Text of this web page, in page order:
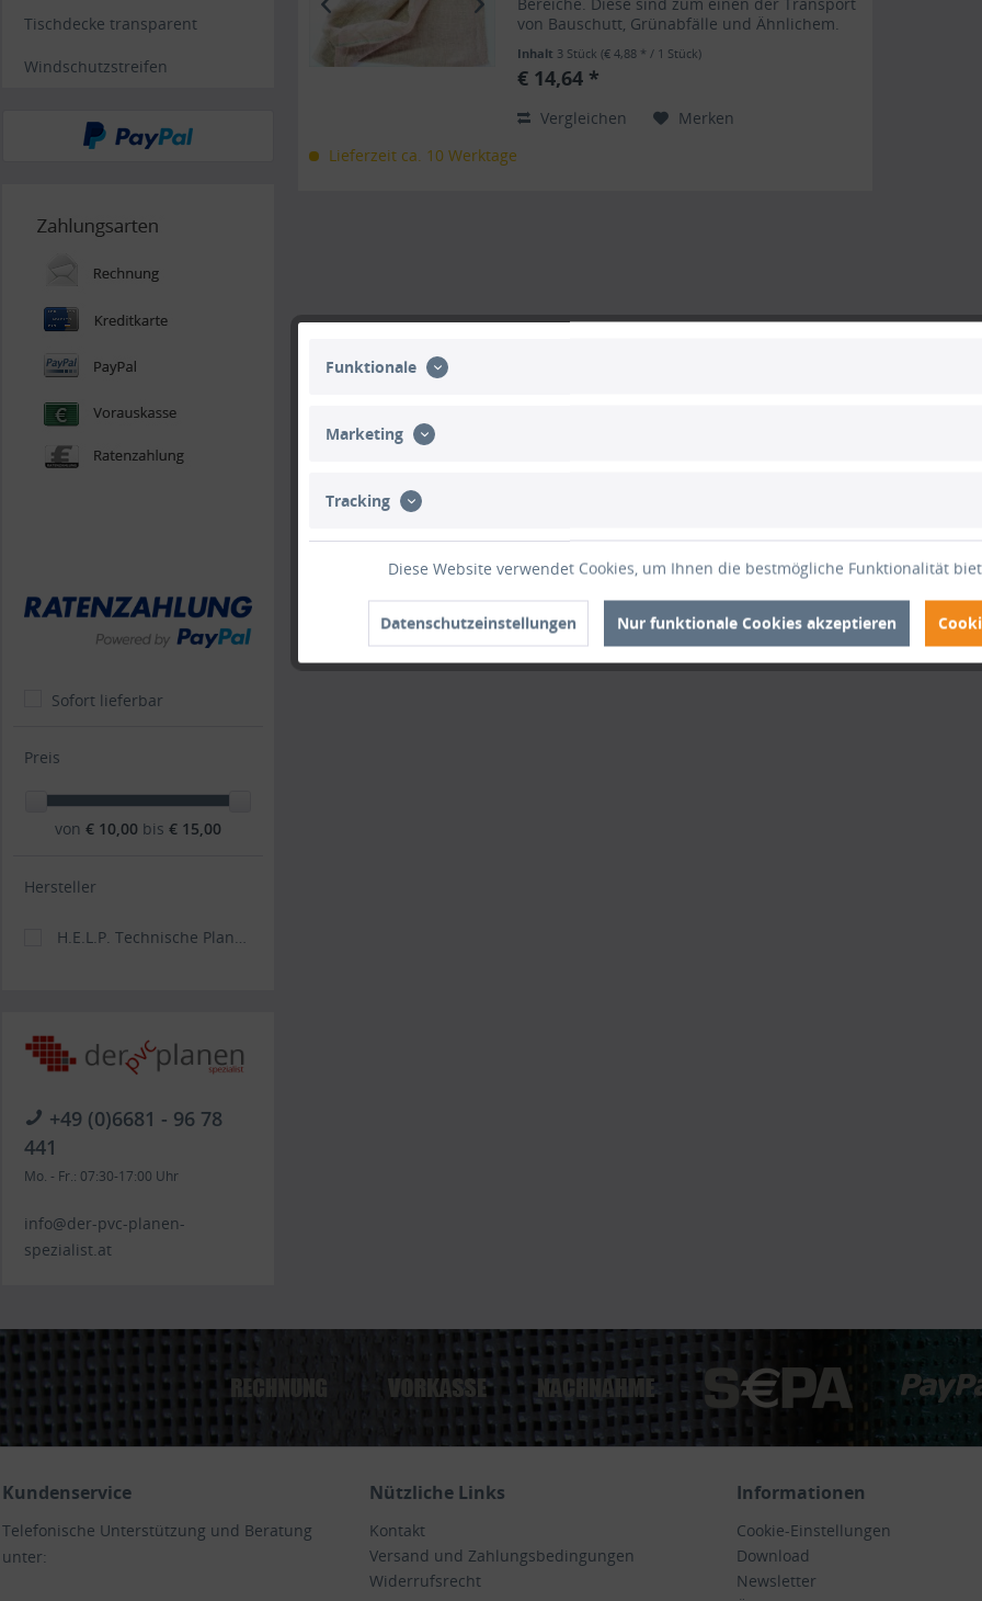
Tischdecke transparent
Windschutzstreifen
Sofort lieferbar
Preis
von € 10,00 bis € 15,00
Hersteller
+49 (0)6681 - 96 78
441
Mo. - Fr.: 07:30-17:00 Uhr
info@der-pvc-planen-
spezialist.at
von Bauschutt, Grünabfälle und Ähnlichem.
Frostschutz von Topf- und...
Inhalt 3 Stück(€ 4,88 * / 1 Stück)
€ 14,64 *
Vergleichen
Merken
Lieferzeit ca. 10 Werktage
Kundenservice
Telefonische Unterstützung und Beratung
unter:
Nützliche Links
Kontakt
Versand und Zahlungsbedingungen
Widerrufsrecht
Informationen
Cookie-Einstellungen
Download
Newsletter
Funktionale
Marketing
Tracking
Diese Website verwendet Cookies, um Ihnen die bestmögliche Funktionalität
Datenschutzeinstellungen Nur funktionale Cookies akzeptieren